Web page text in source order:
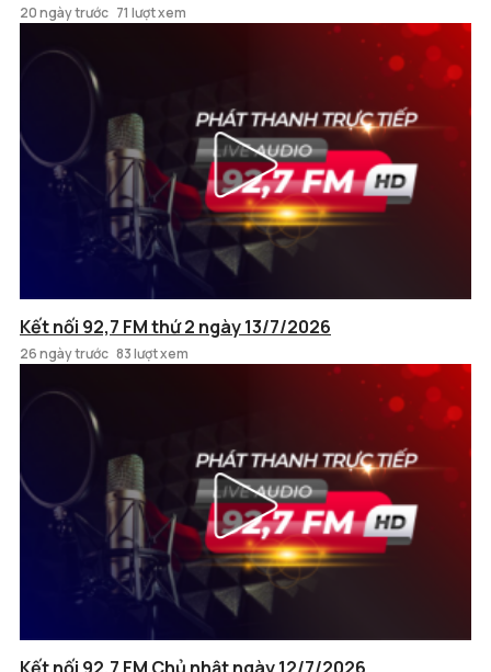
20 ngày trước 71 lượt xem
Kết nối 92,7 FM thứ 2 ngày 13/7/2026
26 ngày trước 83 lượt xem